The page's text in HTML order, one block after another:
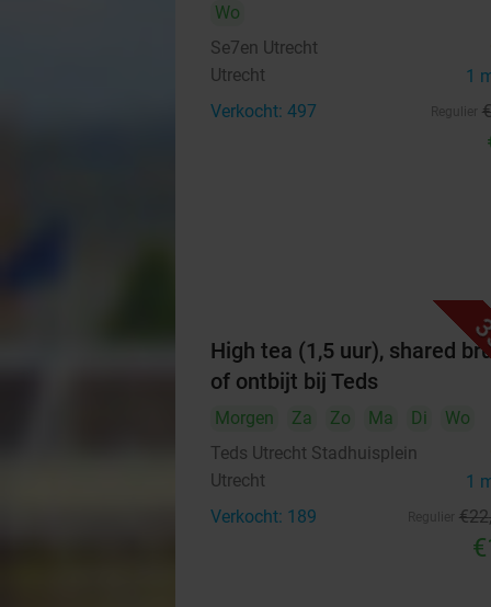
Wo
Se7en Utrecht
Utrecht 1
Verkocht: 497
High tea (1,5 uur), shared
of ontbijt bij Teds
Morgen Za Zo Ma Di
Wo
Teds Utrecht Stadhuisplein
Utrecht 1
Verkocht: 189 €22